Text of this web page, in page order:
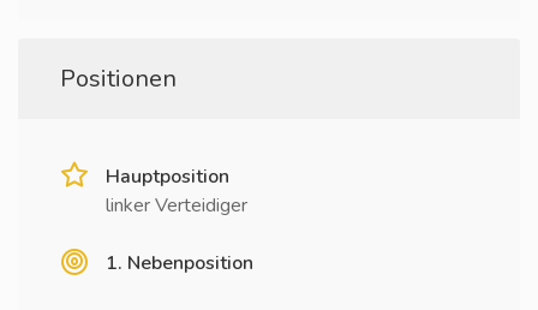
Positionen
Hauptposition
linker Verteidiger
1. Nebenposition